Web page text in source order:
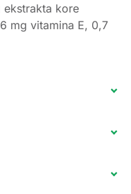
ekstrakta kore
mg vitamina E, 0,7